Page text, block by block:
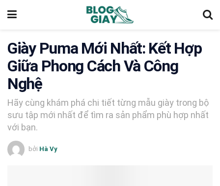
Giày Puma Mới Nhất: Kết Hợp
Giữa Phong Cách Và Công
Nghệ
Hãy cùng khám phá chi tiết từng mẫu giày trong bộ
sưu tập mới nhất để tìm ra sản phẩm phù hợp nhất
với bạn.
bởi Hà Vy